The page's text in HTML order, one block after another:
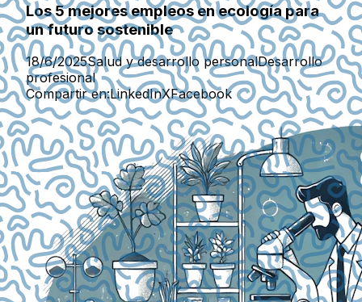
Los 5 mejores empleos en ecología para
un futuro sostenible
18/6/2025Salud y desarrollo personalDesarrollo
profesional
Compartir en:LinkedInXFacebook